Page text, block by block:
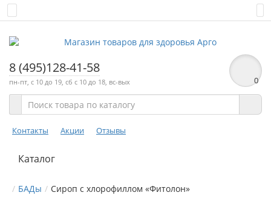
8 (495)128-41-58
пн-пт, с 10 до 19, сб с 10 до 18, вс-вых 0
Контакты Акции Отзывы
Каталог
БАДы Сироп с хлорофиллом «Фитолон»